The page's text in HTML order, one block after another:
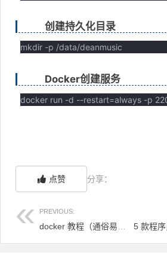
创建持久化目录
mkdir -p /data/deanmusic
Docker创建服务
docker run -d --restart=always -p
点赞 分享：
PREVIOUS: